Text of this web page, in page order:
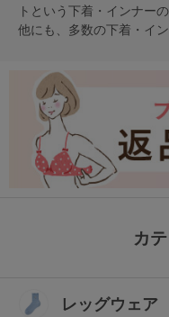
トという下着・インナー
他にも、多数の下着・イ
カ
レッグウェア